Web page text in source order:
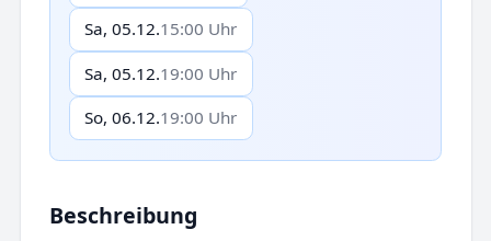
Sa, 05.12.15:00 Uhr
Sa, 05.12.19:00 Uhr
So, 06.12.19:00 Uhr
Beschreibung